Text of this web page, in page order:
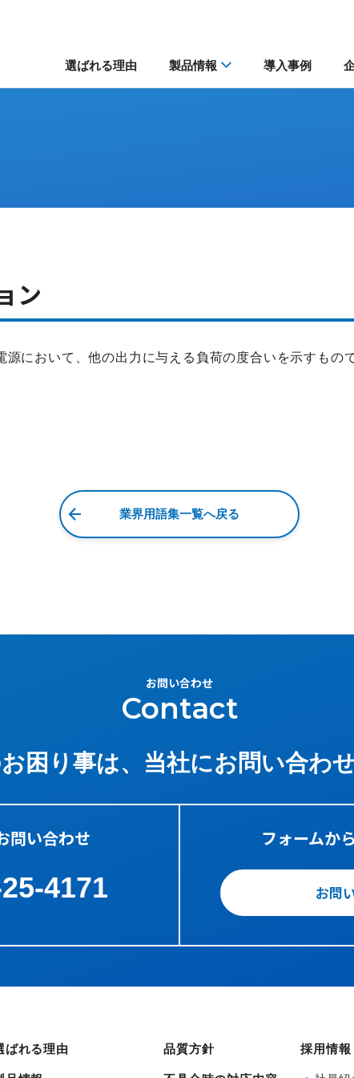
選ばれる理由 製品情報 導入事例
ン
において、他の出力に与える負荷の度合いを示すもの
業界用語集一覧へ戻る
お問い合わせ
Contact
困り事は、 当社にお問い合わ
問い合わせ
4171
フォームか
お問
ばれる理由 品質方針 採用情報